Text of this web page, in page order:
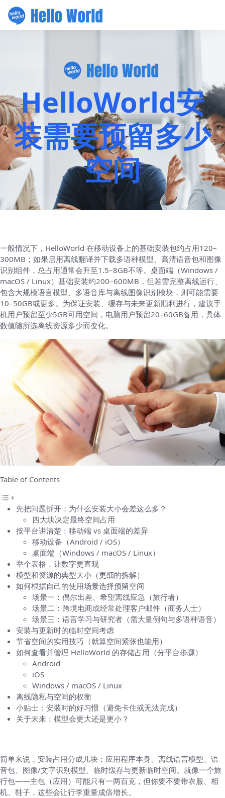
HelloWorld安
装需要预留多少
空间
一般情况下，HelloWorld 在移动设备上的基础安装包约占用120–
300MB；如果启用离线翻译并下载多语种模型、高清语音包和图像
识别组件，总占用通常会升至1.5–8GB不等。桌面端（Windows /
macOS / Linux）基础安装约200–600MB，但若需完整离线运行、
包含大规模语言模型、多语音库与离线图像识别模块，则可能需要
10–50GB或更多。为保证安装、缓存与未来更新顺利进行，建议手
机用户预留至少5GB可用空间，电脑用户预留20–60GB备用，具体
数值随所选离线资源多少而变化。
Table of Contents
先把问题拆开：为什么安装大小会差这么多？
四大块决定最终空间占用
按平台讲清楚：移动端 vs 桌面端的差异
移动设备（Android / iOS）
桌面端（Windows / macOS / Linux）
举个表格，让数字更直观
模型和资源的典型大小（更细的拆解）
如何根据自己的使用场景选择预留空间
场景一：偶尔出差、希望离线应急（旅行者）
场景二：跨境电商或经常处理客户邮件（商务人士）
场景三：语言学习与研究者（需大量例句与多语种语音）
安装与更新时的临时空间考虑
节省空间的实用技巧（就算空间紧张也能用）
如何查看并管理 HelloWorld 的存储占用（分平台步骤）
Android
iOS
Windows / macOS / Linux
离线隐私与空间的权衡
小贴士：安装时的好习惯（避免卡住或无法完成）
关于未来：模型会更大还是更小？
简单来说，安装占用分成几块：应用程序本身、离线语言模型、语
音包、图像/文字识别模型、临时缓存与更新临时空间。就像一个旅
行包——主包（应用）可能只有一两百克，但你要不要带衣服、相
机、鞋子，这些会让行李重量成倍增长。